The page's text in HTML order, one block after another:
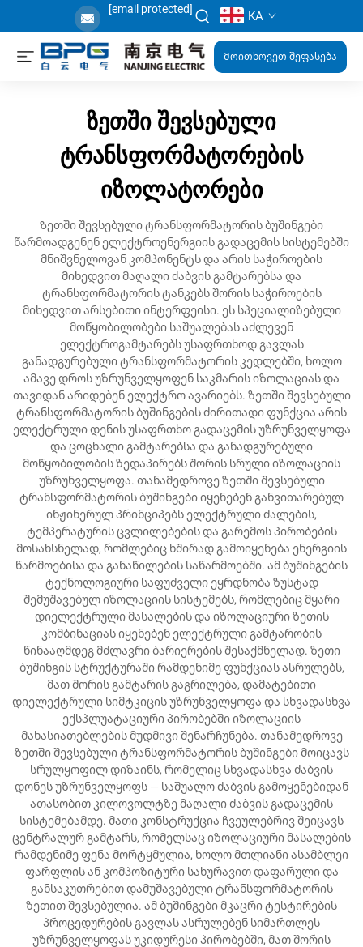
[email protected] KA
Მოითხოვეთ შეფასება
ზეთში შევსებული
ტრანსფორმატორების
იზოლატორები
Ზეთში შევსებული ტრანსფორმატორის ბუშინგები
წარმოადგენენ ელექტროენერგიის გადაცემის სისტემებში
მნიშვნელოვან კომპონენტს და არის საჭიროების
მიხედვით მაღალი ძაბვის გამტარებსა და
ტრანსფორმატორის ტანკებს შორის საჭიროების
მიხედვით არსებითი ინტერფეისი. ეს სპეციალიზებული
მოწყობილობები საშუალებას აძლევენ
ელექტროგამტარებს უსაფრთხოდ გავლას
განადგურებული ტრანსფორმატორის კედლებში, ხოლო
ამავე დროს უზრუნველყოფენ საკმარის იზოლაციას და
თავიდან არიდებენ ელექტრო ავარიებს. ზეთში შევსებული
ტრანსფორმატორის ბუშინგების ძირითადი ფუნქცია არის
ელექტრული დენის უსაფრთხო გადაცემის უზრუნველყოფა
და ცოცხალი გამტარებსა და განადგურებული
მოწყობილობის ზედაპირებს შორის სრული იზოლაციის
უზრუნველყოფა. თანამედროვე ზეთში შევსებული
ტრანსფორმატორის ბუშინგები იყენებენ განვითარებულ
ინჟინერულ პრინციპებს ელექტრული ძალების,
ტემპერატურის ცვლილებების და გარემოს პირობების
მოსახსნელად, რომლებიც ხშირად გამოიყენება ენერგიის
წარმოებისა და განაწილების საწარმოებში. ამ ბუშინგების
ტექნოლოგიური საფუძველი ეყრდნობა ზუსტად
შემუშავებულ იზოლაციის სისტემებს, რომლებიც მყარი
დიელექტრული მასალების და იზოლაციური ზეთის
კომბინაციას იყენებენ ელექტრული გამტარობის
წინააღმდეგ მძლავრი ბარიერების შესაქმნელად. ზეთი
ბუშინგის სტრუქტურაში რამდენიმე ფუნქციას ასრულებს,
მათ შორის გამტარის გაგრილება, დამატებითი
დიელექტრული სიმტკიცის უზრუნველყოფა და სხვადასხვა
ექსპლუატაციური პირობებში იზოლაციის
მახასიათებლების მუდმივი შენარჩუნება. თანამედროვე
ზეთში შევსებული ტრანსფორმატორის ბუშინგები მოიცავს
სრულყოფილ დიზაინს, რომელიც სხვადასხვა ძაბვის
დონეს უზრუნველყოფს — საშუალო ძაბვის გამოყენებიდან
ათასობით კილოვოლტზე მაღალი ძაბვის გადაცემის
სისტემებამდე. მათი კონსტრუქცია ჩვეულებრივ შეიცავს
ცენტრალურ გამტარს, რომელსაც იზოლაციური მასალების
რამდენიმე ფენა მორტყმულია, ხოლო მთლიანი ასამბლეი
ფარფლის ან კომპოზიტური სახურავით დაფარული და
განსაკუთრებით დამუშავებული ტრანსფორმატორის
ზეთით შევსებულია. ამ ბუშინგები მკაცრი ტესტირების
პროცედურების გავლას ასრულებენ სიმართლეს
უზრუნველყოფას უკიდურესი პირობებში, მათ შორის